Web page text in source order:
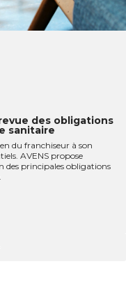
des obligations
sanitaire
du franchiseur à son
AVENS propose
des principales obligations